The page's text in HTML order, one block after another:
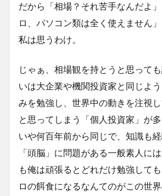
だから「相場？それ苦手なんだよ
ロ、パソコン類は全く使えません
私は思うわけ。
じゃぁ、相場観を持とうと思って
いは大企業や機関投資家と同じよ
みを勉強し、世界中の動きを注視
と思ってしまう「個人投資家」が多
いや何百年前から同じで、知識も
「頭脳」に問題がある一般素人に
も俺は頑張るとどれだけ勉強して
ロの餌食になるなんてのがこの世界